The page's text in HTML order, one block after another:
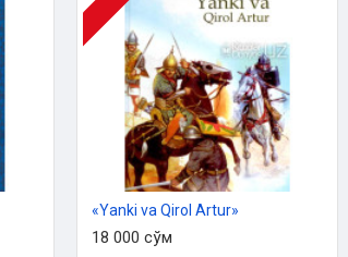
«Yanki va Qirol Artur»
18 000 сўм